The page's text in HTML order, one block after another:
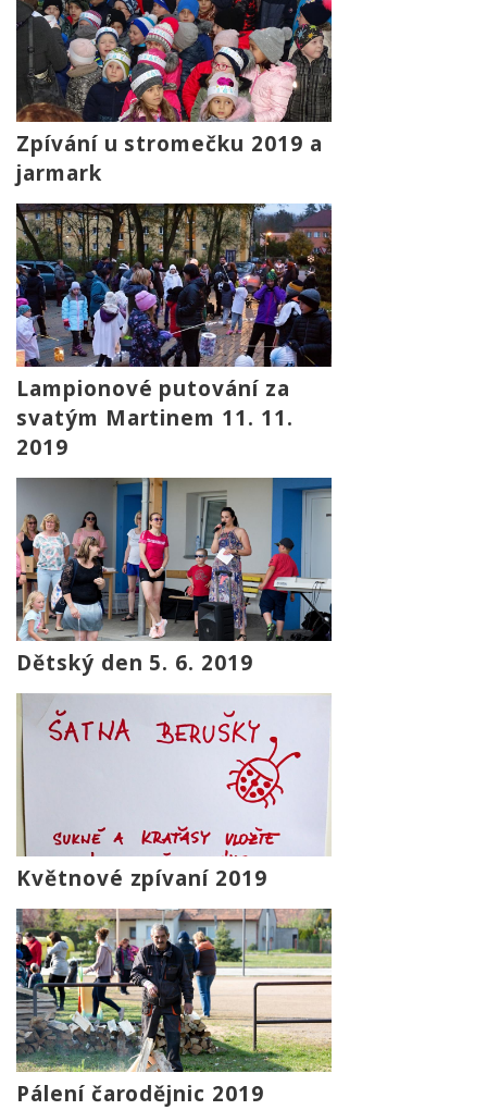
Zpívání u stromečku 2019 a
jarmark
Lampionové putování za
svatým Martinem 11. 11.
2019
Dětský den 5. 6. 2019
Květnové zpívaní 2019
Pálení čarodějnic 2019